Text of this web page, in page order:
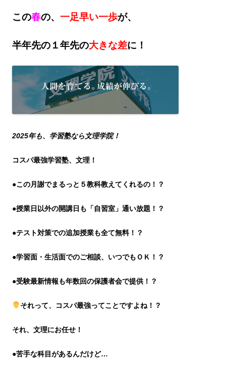
この春の、 一足早い一歩が、
半年先の１年先の大きな差に！
2025年も、学習塾なら文理学院！
コスパ最強学習塾、文理！
●この月謝でまるっと５教科教えてくれるの！？
●授業日以外の開講日も「自習室」通い放題！？
●テスト対策での追加授業も全て無料！？
●学習面・生活面でのご相談、いつでもＯＫ！？
●受験最新情報も年数回の保護者会で提供！？
それって、コスパ最強ってことですよね！？
それ、文理にお任せ！
●苦手な科目があるんだけど…